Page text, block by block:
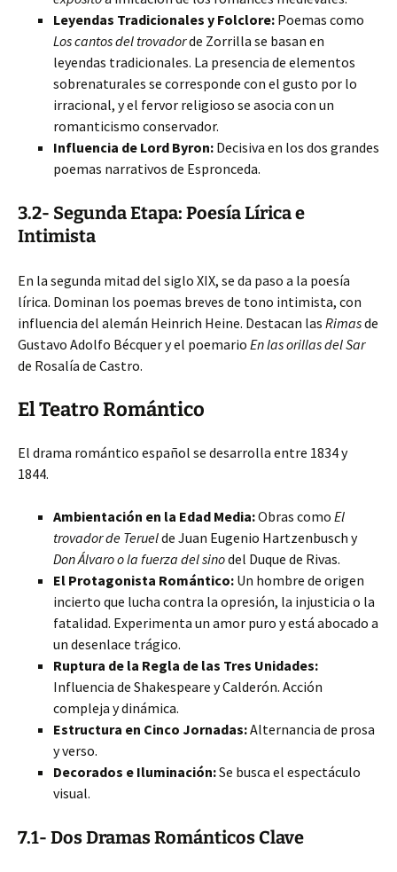
Leyendas Tradicionales y Folclore: Poemas como
Los cantos del trovadorde Zorrilla se basan en
leyendas tradicionales. La presencia de elementos
sobrenaturales se corresponde con el gusto por lo
irracional, y el fervor religioso se asocia con un
romanticismo conservador.
Influencia de Lord Byron: Decisiva en los dos grandes
poemas narrativos de Espronceda.
3.2- Segunda Etapa: Poesía Lírica e
Intimista
En la segunda mitad del siglo XIX, se da paso a la poesía
lírica. Dominan los poemas breves de tono intimista, con
influencia del alemán Heinrich Heine. Destacan las Rimasde
Gustavo Adolfo Bécquer y el poemario En las orillas del Sar
de Rosalía de Castro.
El Teatro Romántico
El drama romántico español se desarrolla entre 1834 y
1844.
Ambientación en la Edad Media:Obras como El
trovador de Teruelde Juan Eugenio Hartzenbusch y
Don Álvaro o la fuerza del sinodel Duque de Rivas.
El Protagonista Romántico: Un hombre de origen
incierto que lucha contra la opresión, la injusticia o la
fatalidad. Experimenta un amor puro y está abocado a
un desenlace trágico.
Ruptura de la Regla de las Tres Unidades:
Influencia de Shakespeare y Calderón. Acción
compleja y dinámica.
Estructura en Cinco Jornadas:Alternancia de prosa
y verso.
Decorados e Iluminación:Se busca el espectáculo
visual.
7.1- Dos Dramas Románticos Clave